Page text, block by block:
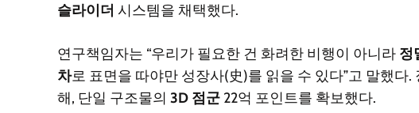
슬라이더 시스템을 채택했다.
연구책임자는 “우리가 필요한 건 화려한 비행이 아니라 정
차로 표면을 따야만 성장사(史)를 읽을 수 있다”고 말했다.
해, 단일 구조물의 3D 점군 22억 포인트를 확보했다.